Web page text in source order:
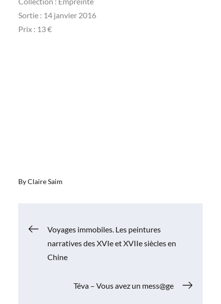
Sortie : 14 janvier 2016
Prix : 13 €
ByClaire Saim
Navigation
de
l’article
Voyages immobiles. Les peintures
narratives des XVIe et XVIIe siècles en
Chine
Téva – Vous avez un mess@ge